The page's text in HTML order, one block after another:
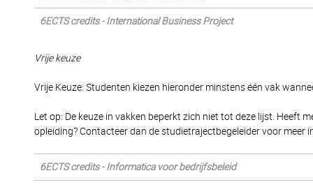
6ECTS credits - International Business Project
Vrije keuze
Vrije Keuze: Studenten kiezen hieronder minstens één vak
Let op: De keuze in vakken beperkt zich niet tot deze lijst. Heeft
opleiding? Contacteer dan de studietrajectbegeleider voor meer
6ECTS credits - Informatica voor bedrijfsbeleid